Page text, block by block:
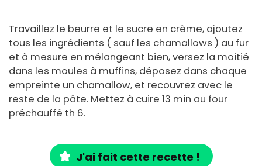
Travaillez le beurre et le sucre en crème, ajoutez
tous les ingrédients ( sauf les chamallows ) au fur
et à mesure en mélangeant bien, versez la moitié
dans les moules à muffins, déposez dans chaque
empreinte un chamallow, et recouvrez avec le
reste de la pâte. Mettez à cuire 13 min au four
préchauffé th 6.
J'ai fait cette recette !